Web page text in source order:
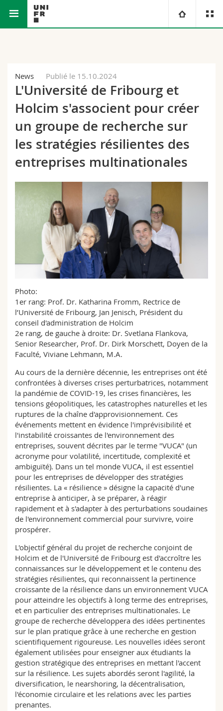
Campus
Recherche
Université
Théologie
Droit
Sciences économiques et sociales et management
Sciences de l'éducation et de la formation
Sciences et médecine
Interfacultaire
Vous êtes
Futurs étudiants
Etudiants
Chercheurs
Collaborateurs
Doctorants
Ressources
Annuaire du personnel
Bibliothèques
Webmail
Programme des cours
News Publié le 15.10.2024
L'Université de Fribourg et
Holcim s'associent pour créer
un groupe de recherche sur
les stratégies résilientes des
entreprises multinationales
Photo:
1er rang: Prof. Dr. Katharina Fromm, Rectrice de
l’Université de Fribourg, Jan Jenisch, Président du
conseil d'administration de Holcim
2e rang, de gauche à droite: Dr. Svetlana Flankova,
Senior Researcher, Prof. Dr. Dirk Morschett, Doyen de la
Faculté, Viviane Lehmann, M.A.
Au cours de la dernière décennie, les entreprises ont été
confrontées à diverses crises perturbatrices, notamment
la pandémie de COVID-19, les crises financières, les
tensions géopolitiques, les catastrophes naturelles et les
ruptures de la chaîne d'approvisionnement. Ces
événements mettent en évidence l'imprévisibilité et
l'instabilité croissantes de l'environnement des
entreprises, souvent décrites par le terme "VUCA" (un
acronyme pour volatilité, incertitude, complexité et
ambiguïté). Dans un tel monde VUCA, il est essentiel
pour les entreprises de développer des stratégies
résilientes. La « résilience » désigne la capacité d'une
entreprise à anticiper, à se préparer, à réagir
rapidement et à s'adapter à des perturbations soudaines
de l'environnement commercial pour survivre, voire
prospérer.
L'objectif général du projet de recherche conjoint de
Holcim et de l'Université de Fribourg est d'accroître les
connaissances sur le développement et le contenu des
stratégies résilientes, qui reconnaissent la pertinence
croissante de la résilience dans un environnement VUCA
pour atteindre les objectifs à long terme des entreprises,
et en particulier des entreprises multinationales. Le
groupe de recherche développera des idées pertinentes
sur le plan pratique grâce à une recherche en gestion
scientifiquement rigoureuse. Les nouvelles idées seront
également utilisées pour enseigner aux étudiants la
gestion stratégique des entreprises en mettant l'accent
sur la résilience. Les sujets abordés seront l'agilité, la
diversification, le nearshoring, la décentralisation,
l'économie circulaire et les relations avec les parties
prenantes.